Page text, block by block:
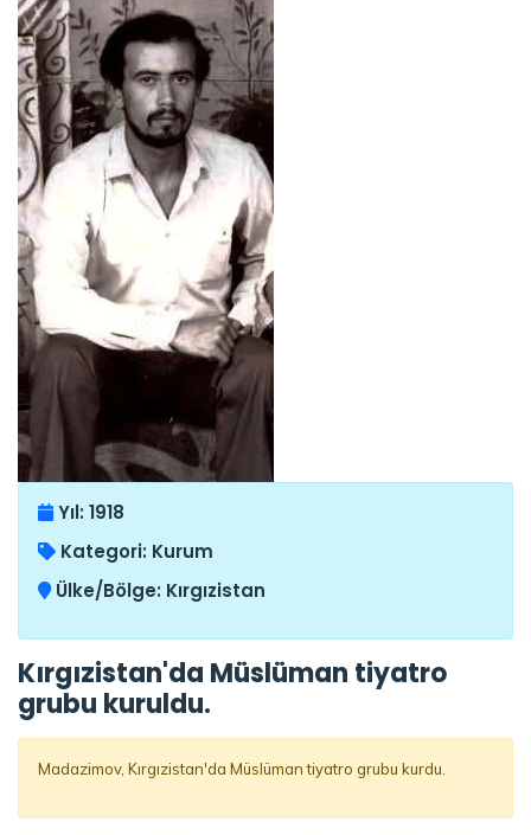
Yıl: 1918
Kategori: Kurum
Ülke/Bölge: Kırgızistan
Kırgızistan'da Müslüman tiyatro
grubu kuruldu.
Madazimov, Kırgızistan'da Müslüman tiyatro grubu kurdu.